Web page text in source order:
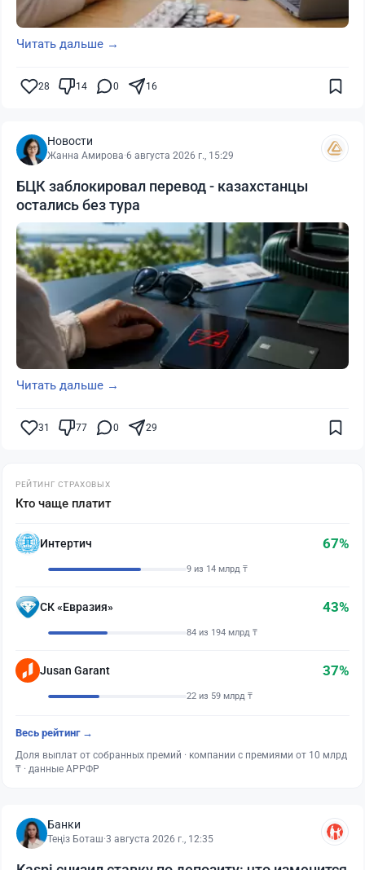
Читать дальше →
28 14 0 16
Новости
Жанна Амирова·6 августа 2026 г., 15:29
БЦК заблокировал перевод - казахстанцы
остались без тура
Читать дальше →
31 77 0 29
РЕЙТИНГ СТРАХОВЫХ
Кто чаще платит
Интертич 67%
9 из 14 млрд ₸
СК «Евразия» 43%
84 из 194 млрд ₸
Jusan Garant 37%
22 из 59 млрд ₸
Весь рейтинг →
Доля выплат от собранных премий · компании с премиями от 10 млрд
₸ · данные АРРФР
Банки
Теңіз Боташ·3 августа 2026 г., 12:35